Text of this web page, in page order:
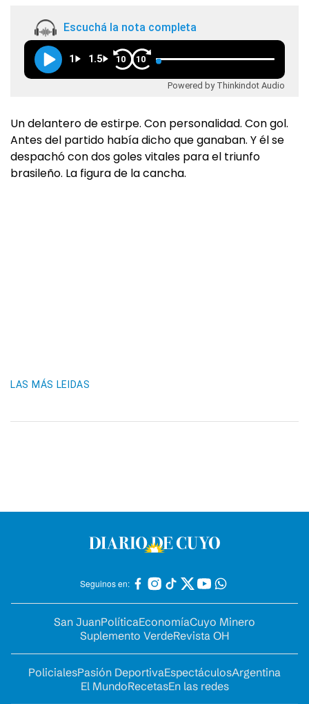
Escuchá la nota completa
1 1.5 10 10
Powered by Thinkindot Audio
Un delantero de estirpe. Con personalidad. Con gol.
Antes del partido había dicho que ganaban. Y él se
despachó con dos goles vitales para el triunfo
brasileño. La figura de la cancha.
LAS MÁS LEIDAS
Seguinos en:
San JuanPolíticaEconomíaCuyo Minero
Suplemento VerdeRevista OH
PolicialesPasión DeportivaEspectáculosArgentina
El MundoRecetasEn las redes